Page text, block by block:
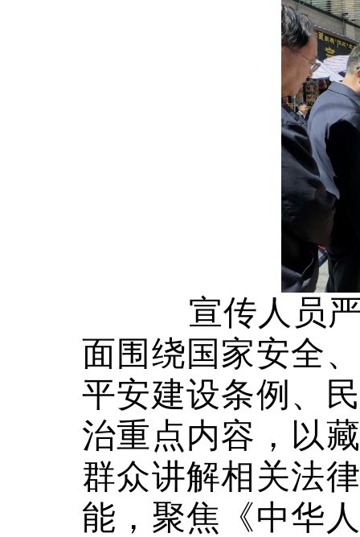
宣传人员
面围绕国家安全
平安建设条例、
治重点内容，以藏
群众讲解相关法
能，聚焦《中华